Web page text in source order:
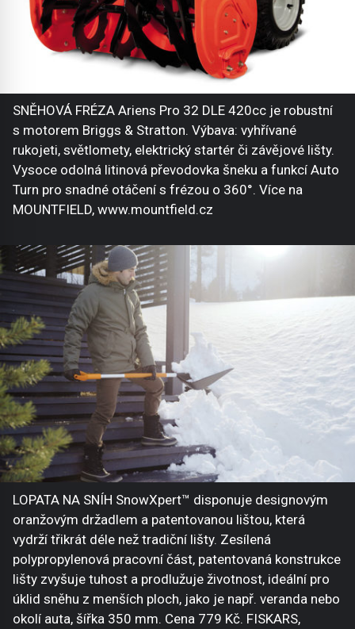
SNĚHOVÁ FRÉZA Ariens Pro 32 DLE 420cc je robustní
s motorem Briggs & Stratton. Výbava: vyhřívané
rukojeti, světlomety, elektrický startér či závějové lišty.
Vysoce odolná litinová převodovka šneku a funkcí Auto
Turn pro snadné otáčení s frézou o 360°. Více na
MOUNTFIELD, www.mountfield.cz
LOPATA NA SNÍH SnowXpert™ disponuje designovým
oranžovým držadlem a patentovanou lištou, která
vydrží třikrát déle než tradiční lišty. Zesílená
polypropylenová pracovní část, patentovaná konstrukce
lišty zvyšuje tuhost a prodlužuje životnost, ideální pro
úklid sněhu z menších ploch, jako je např. veranda nebo
okolí auta, šířka 350 mm. Cena 779 Kč. FISKARS,